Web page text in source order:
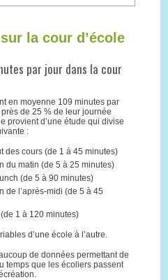
la cour d’école
par jour dans la cour
en moyenne 109 minutes par
de 25 % de leur journée
provient d’une étude qui divise
:
des cours (de 1 à 45 minutes)
du matin (de 5 à 25 minutes)
(de 5 à 90 minutes)
de l’après-midi (de 5 à 45
1 à 120 minutes)
d’une école à l’autre.
de données permettant de
temps que les écoliers passent